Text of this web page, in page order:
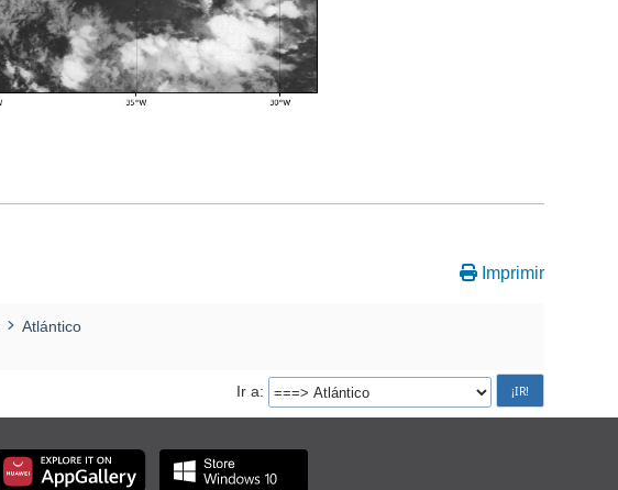
Imprimir
Atlántico
Ir a